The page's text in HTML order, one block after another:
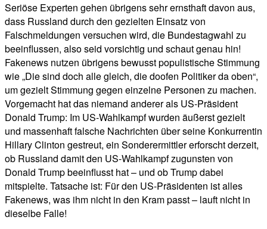
Seriöse Experten gehen übrigens sehr ernsthaft davon aus,
dass Russland durch den gezielten Einsatz von
Falschmeldungen versuchen wird, die Bundestagwahl zu
beeinflussen, also seid vorsichtig und schaut genau hin!
Fakenews nutzen übrigens bewusst populistische Stimmung
wie „Die sind doch alle gleich, die doofen Politiker da oben“,
um gezielt Stimmung gegen einzelne Personen zu machen.
Vorgemacht hat das niemand anderer als US-Präsident
Donald Trump: Im US-Wahlkampf wurden äußerst gezielt
und massenhaft falsche Nachrichten über seine Konkurrentin
Hillary Clinton gestreut, ein Sonderermittler erforscht derzeit,
ob Russland damit den US-Wahlkampf zugunsten von
Donald Trump beeinflusst hat – und ob Trump dabei
mitspielte. Tatsache ist: Für den US-Präsidenten ist alles
Fakenews, was ihm nicht in den Kram passt – lauft nicht in
dieselbe Falle!